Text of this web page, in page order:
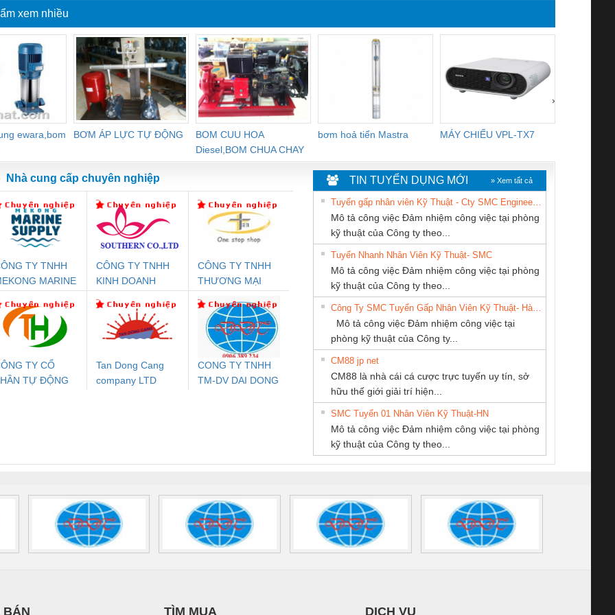
xem nhiều
ewara,bom
BƠM ÁP LỰC TỰ ĐỘNG
BOM CUU HOA
Diesel,BOM CHUA CHAY
bơm hoả tiển Mastra MÁY CHIẾU VPL-TX7
›
An Toàn
Contact
1NO-
24DC-SP -
Rơ Le An Toàn
Phoenix Contact
PSR-SCP-
24UC/ESL4/3X1/1X2/B
- 2981059
Điện AC
Mô-đun Ắc Quy UPS
Bộ Lặp Tín Hiệu
PROFIBUS Phoenix
Contact PSI-REP-
PROFIBUS/12MB -
2708863
Rơ Le An Toàn
Phoenix Contact
2986960 – PSR-
SCP-
24DC/FSP/2X1/1X2
Rơ Le An Toàn
Bộ giám sát chuỗi
tấm pin
TRANSCLINIC 16I+
1K5 H (2502520000)
Bộ giám sát chuỗi
tấm pin
TRANSCLINIC 16I+
1K5 L (2433950000)
Bộ giám sát dòng
TRANSCLINIC 16I+
(2008130000)
Bộ chỉnh lưu nguồn
điện TRANSCLINIC
BKE 1K5.4
(7791400879)2. Giá
Nẹp nhôm chống
trơn Đà Nẵng
Nhà cung cấp chuyên nghiệp
TY TNHH
MARINE
CÔNG TY TNHH
KINH DOANH
PHƯƠNG NAM
CÔNG TY TNHH
THƯƠNG MẠI
NAM
TY CỔ
TỰ ĐỘNG
Tan Dong Cang
company LTD
CONG TY TNHH
TM-DV DAI DONG
CÔNG TY CP TỰ
ĐỘNG TIẾN
HƯNG
Công ty TNHH
Thương Mại SX
Ba Miền
CÔNG TY TNHH
VIỆT NAM
CÔNG TY TNHH
THIẾT BỊ CÔNG
NGHIỆP NIHON
SETSUBI VIỆT
Thiết Bị Điện Nam
Quốc Thịnh
Ba Miền
TIN TUYỂN DỤNG MỚI » Xem tất cả
Mô tả công việc Đảm nhiệm công việc tại phòng
kỹ thuật của Công ty theo...
Tuyển Nhanh Nhân Viên Kỹ Thuật- SMC
Mô tả công việc Đảm nhiệm công việc tại phòng
kỹ thuật của Công ty theo...
Mô tả công việc Đảm nhiệm công việc tại
phòng kỹ thuật của Công ty...
CM88 jp net
CM88 là nhà cái cá cược trực tuyến uy tín, sở
hữu thế giới giải trí hiện...
SMC Tuyển 01 Nhân Viên Kỹ Thuật-HN
Mô tả công việc Đảm nhiệm công việc tại phòng
kỹ thuật của Công ty theo...
BÁN TÌM MUA DỊCH VỤ